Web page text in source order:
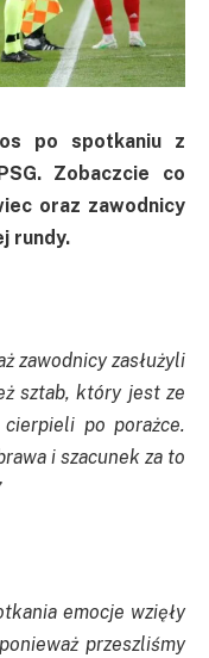
po spotkaniu z
Zobaczcie co
oraz zawodnicy
rundy.
zawodnicy zasłużyli
sztab, który jest ze
cierpieli po porażce.
i szacunek za to
emocje wzięły
przeszliśmy